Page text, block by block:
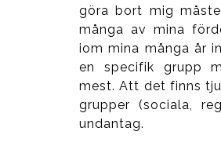
göra bort mig
många av mina
iom mina många år
en specifik grupp
mest. Att det finns
grupper (sociala,
undantag.